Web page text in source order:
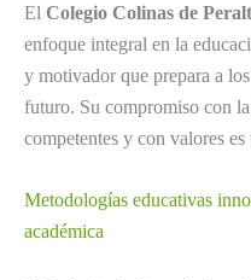
El Colegio Colinas de
enfoque integral en la
y motivador que prepara a
futuro. Su compromiso con
competentes y con valores
Metodologías educativas
académica